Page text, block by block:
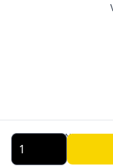
CORP LIGHT INDUSTRIA
LION